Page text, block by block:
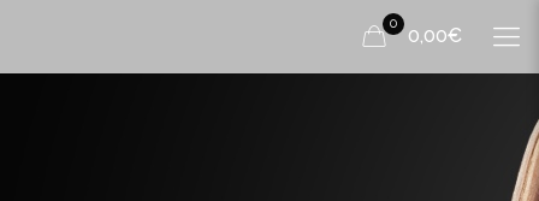
0
0,00€